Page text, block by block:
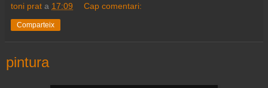
toni prat a 17:09 Cap comentari:
Comparteix
pintura